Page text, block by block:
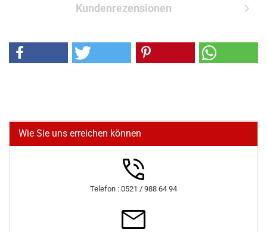
Kundenrezensionen
Wie Sie uns erreichen können
Telefon : 0521 / 988 64 94